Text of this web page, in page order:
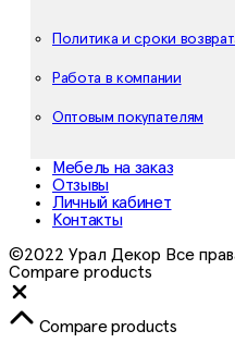
Политика и сроки
Работа в компании
Оптовым покупателям
Мебель на заказ
Отзывы
Личный кабинет
Контакты
©2022 Урал Декор Все
Compare products
Compare products